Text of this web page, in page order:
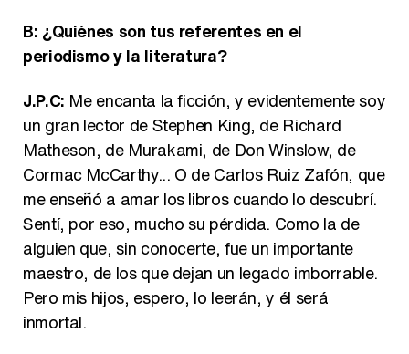
B: ¿Quiénes son tus referentes en el
periodismo y la literatura?
J.P.C: Me encanta la ficción, y evidentemente soy
un gran lector de Stephen King, de Richard
Matheson, de Murakami, de Don Winslow, de
Cormac McCarthy... O de Carlos Ruiz Zafón, que
me enseñó a amar los libros cuando lo descubrí.
Sentí, por eso, mucho su pérdida. Como la de
alguien que, sin conocerte, fue un importante
maestro, de los que dejan un legado imborrable.
Pero mis hijos, espero, lo leerán, y él será
inmortal.